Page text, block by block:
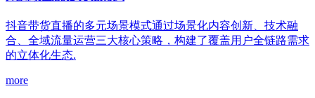
抖音带货直播的多元场景模式通过场景化内容创新、技术融
合、全域流量运营三大核心策略，构建了覆盖用户全链路需求
的立体化生态.
more